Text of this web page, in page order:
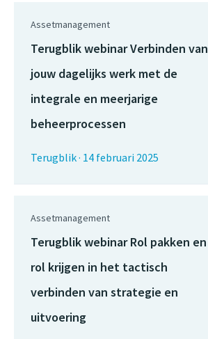
Assetmanagement
Terugblik webinar Verbinden van
jouw dagelijks werk met de
integrale en meerjarige
beheerprocessen
Terugblik· 14 februari 2025
Assetmanagement
Terugblik webinar Rol pakken en
rol krijgen in het tactisch
verbinden van strategie en
uitvoering